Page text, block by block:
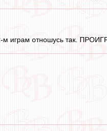
м играм отношусь так.